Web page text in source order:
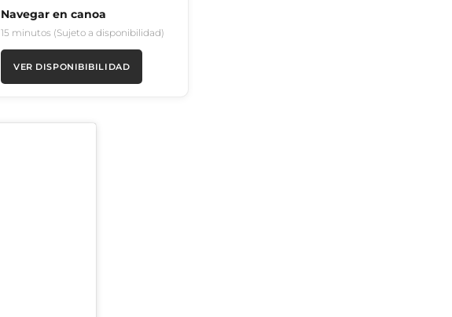
Navegar en canoa
15 minutos (Sujeto a disponibilidad)
VER DISPONIBIBILIDAD